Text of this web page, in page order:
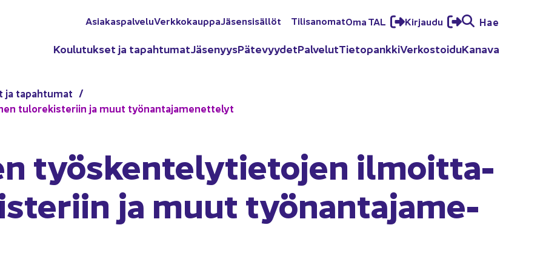
Asia­kas­pal­ve­luVerk­ko­kaup­paJä­sen­si­säl­löt Ti­li­sa­no­matOma TAL Kir­jau­du Hae
Kou­lu­tuk­set ja ta­pah­tu­matJä­se­nyysPä­te­vyy­detPal­ve­lutTie­to­pank­kiVer­kos­toi­duKa­na­va
ja ta­pah­tu­mat
tu­lo­re­kis­te­riin ja muut työ­nan­ta­ja­me­net­te­lyt
työs­ken­te­ly­tie­to­jen il­moit­ta­
ja muut työ­nan­ta­ja­me­